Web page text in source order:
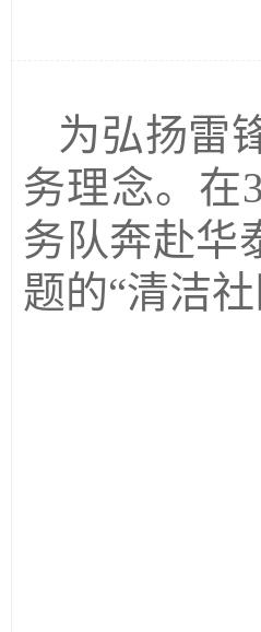
为弘扬雷
务理念。在
务队奔赴华
题的“清洁